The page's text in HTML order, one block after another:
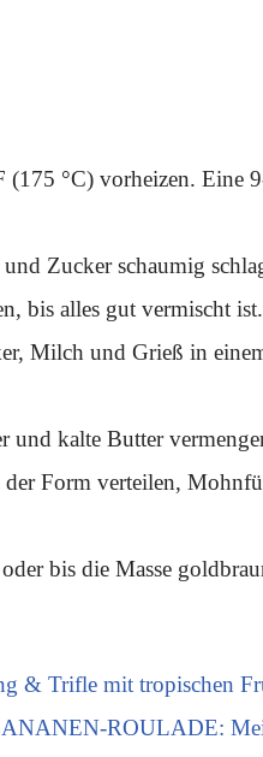
(175 °C) vorheizen.
Zucker schaumig
bis alles gut vermischt ist.
Milch und Grieß in
und kalte Butter
der Form verteilen,
bis die Masse
& Trifle mit tropischen
ROULADE: